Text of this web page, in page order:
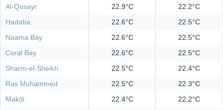
Al-Qusayr
22.9°C
22.2°C
Hadaba
22.6°C
22.5°C
Naama Bay
22.6°C
22.5°C
Coral Bay
22.6°C
22.5°C
Sharm-el-Sheikh
22.5°C
22.4°C
Ras Muhammed
22.5°C
22.3°C
Makdi
22.4°C
22.2°C